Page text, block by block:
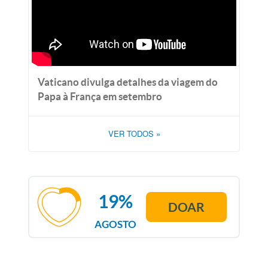
Vaticano divulga detalhes da viagem do
Papa à França em setembro
VER TODOS »
AGOSTO
19% DOAR